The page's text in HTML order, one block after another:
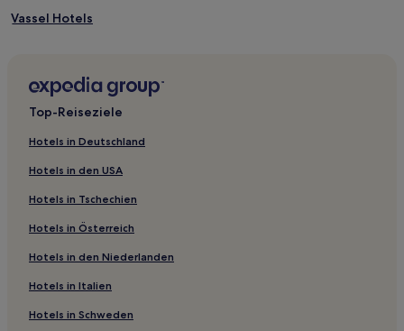
Vassel Hotels
Chassignolles Hotels
Charnat Hotels
Neuville Hotels
Pont-Du-Chateau Hotels
Bromont Hotels
Saint-Sulpice Hotels
Clermont Auvergne Metropole: Hotels
Top-Reiseziele
Hotels in Deutschland
Hotels in den USA
Hotels in Tschechien
Hotels in Österreich
Hotels in den Niederlanden
Hotels in Italien
Hotels in Schweden